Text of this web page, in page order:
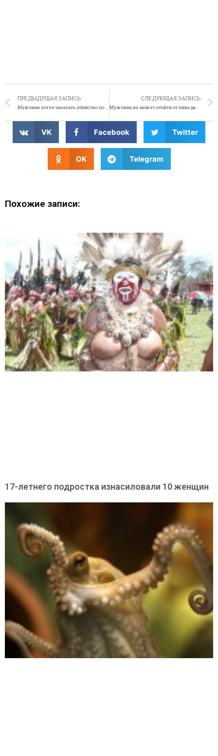
ПРЕДЫДУЩАЯ ЗАПИСЬ
Мужчина хотел заказать убийство полицейского за 30 долларов
СЛЕДУЮЩАЯ ЗАПИСЬ
Мужчина не может отойти от пива даже за рулём
VK Facebook Twitter
OK Telegram
Похожие записи:
17-летнего подростка изнасиловали 10 женщин